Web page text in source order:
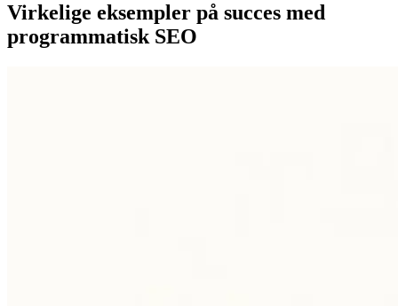
Virkelige eksempler på succes med
programmatisk SEO